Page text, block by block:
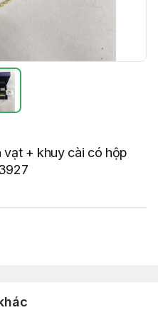
vạt + khuy cài có hộp